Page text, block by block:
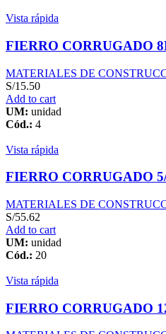
Vista rápida
FIERRO CORRUGADO
MATERIALES DE
S/15.50
Add to cart
UM: unidad
Cód.: 4
Vista rápida
FIERRO CORRUGADO
MATERIALES DE
S/55.62
Add to cart
UM: unidad
Cód.: 20
Vista rápida
FIERRO CORRUGADO